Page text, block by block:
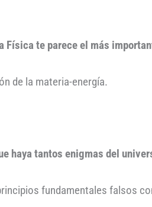
Física te parece el más
de la materia-energía.
haya tantos enigmas del
fundamentales falsos